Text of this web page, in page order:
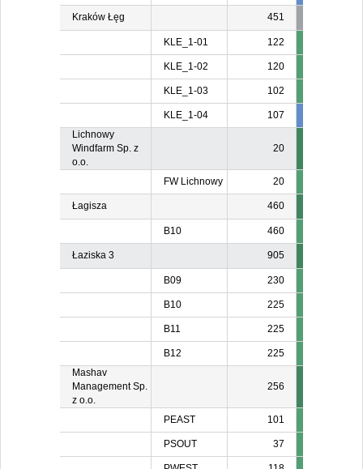
Kraków Łęg 451
KLE_1-01 122
KLE_1-02 120
KLE_1-03 102
KLE_1-04 107
Lichnowy
Windfarm Sp. z
o.o.
20
FW Lichnowy 20
Łagisza 460
B10 460
Łaziska 3 905
B09 230
B10 225
B11 225
B12
225
Mashav
Management Sp.
z o.o.
256
PEAST 101
PSOUT 37